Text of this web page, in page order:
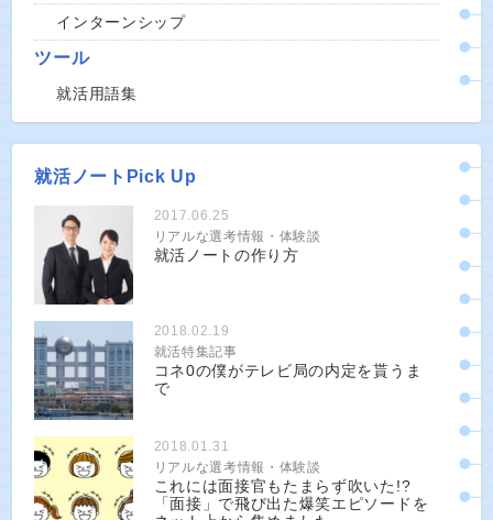
インターンシップ
ツール
就活用語集
就活ノートPick Up
2017.06.25
リアルな選考情報・体験談
就活ノートの作り方
2018.02.19
就活特集記事
コネ0の僕がテレビ局の内定を貰うま
で
2018.01.31
リアルな選考情報・体験談
これには面接官もたまらず吹いた!?
「面接」で飛び出た爆笑エピソードを